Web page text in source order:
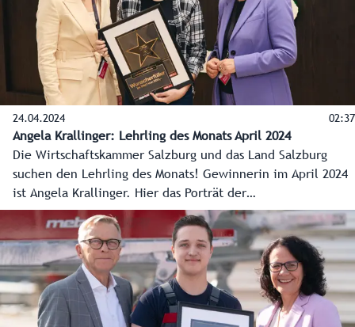
24.04.2024 02:37
Angela Krallinger: Lehrling des Monats April 2024
Die Wirtschaftskammer Salzburg und das Land Salzburg
suchen den Lehrling des Monats! Gewinnerin im April 2024
ist Angela Krallinger. Hier das Porträt der
Wirtschaftskammer Salzburg.